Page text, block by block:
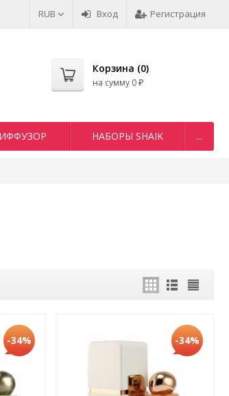
RUB Вход Регистрация
Корзина (0)
на сумму 0 ₽
НАБОРЫ SHAIK ...
-34% -34%